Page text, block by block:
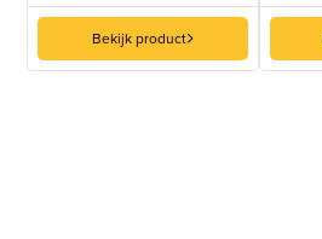
Bekijk product